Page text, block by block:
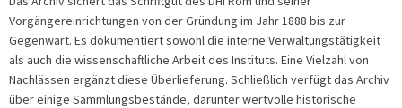
Vorgängereinrichtungen von der Gründung im Jahr 1888 bis zur
Gegenwart. Es dokumentiert sowohl die interne Verwaltungstätigkeit
als auch die wissenschaftliche Arbeit des Instituts. Eine Vielzahl von
Nachlässen ergänzt diese Überlieferung. Schließlich verfügt das Archiv
über einige Sammlungsbestände, darunter wertvolle historische